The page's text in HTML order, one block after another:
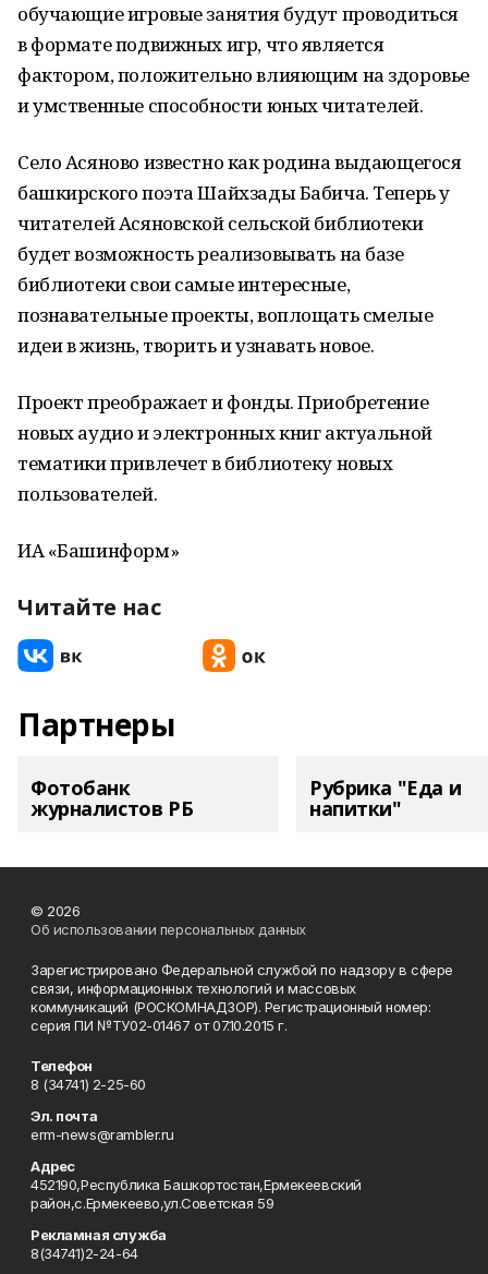
обучающие игровые занятия будут проводиться
в формате подвижных игр, что является
фактором, положительно влияющим на здоровье
и умственные способности юных читателей.
Село Асяново известно как родина выдающегося
башкирского поэта Шайхзады Бабича. Теперь у
читателей Асяновской сельской библиотеки
будет возможность реализовывать на базе
библиотеки свои самые интересные,
познавательные проекты, воплощать смелые
идеи в жизнь, творить и узнавать новое.
Проект преображает и фонды. Приобретение
новых аудио и электронных книг актуальной
тематики привлечет в библиотеку новых
пользователей.
ИА «Башинформ»
Читайте нас
Партнеры
Фотобанк
журналистов РБ
Рубрика "Еда и
напитки"
© 2026
Об использовании персональных данных
Зарегистрировано Федеральной службой по надзору в сфере
связи, информационных технологий и массовых
коммуникаций (РОСКОМНАДЗОР). Регистрационный номер:
серия ПИ №ТУ02-01467 от 07.10.2015 г.
Телефон
8 (34741) 2-25-60
Эл. почта
erm-news@rambler.ru
Адрес
452190,Республика Башкортостан,Ермекеевский
район,с.Ермекеево,ул.Советская 59
Рекламная служба
8(34741)2-24-64